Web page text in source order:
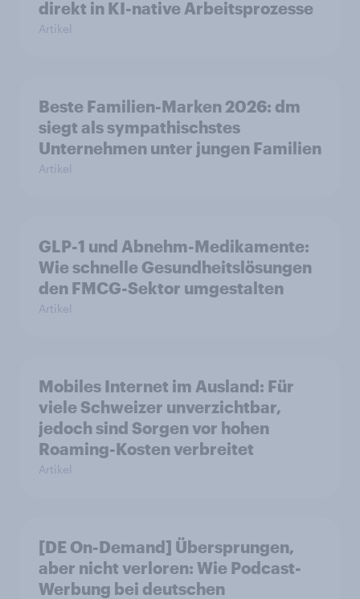
direkt in KI-native Arbeitsprozesse
Artikel
Beste Familien-Marken 2026: dm
siegt als sympathischstes
Unternehmen unter jungen Familien
Artikel
GLP-1 und Abnehm-Medikamente:
Wie schnelle Gesundheitslösungen
den FMCG-Sektor umgestalten
Artikel
Mobiles Internet im Ausland: Für
viele Schweizer unverzichtbar,
jedoch sind Sorgen vor hohen
Roaming-Kosten verbreitet
Artikel
[DE On-Demand] Übersprungen,
aber nicht verloren: Wie Podcast-
Werbung bei deutschen